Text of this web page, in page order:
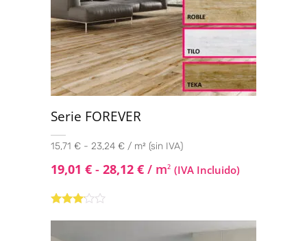
Serie FOREVER
15,71 € - 23,24 € / m² (sin IVA)
19,01 € - 28,12 € / m2 (IVA Incluido)
3.00